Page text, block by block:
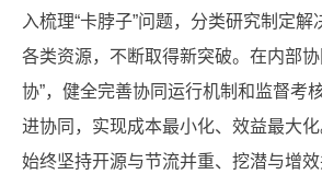
入梳理“卡脖子”问题，分类研究制定解
各类资源，不断取得新突破。在内部
协”，健全完善协同运行机制和监督考
进协同，实现成本最小化、效益最大
始终坚持开源与节流并重、挖潜与增